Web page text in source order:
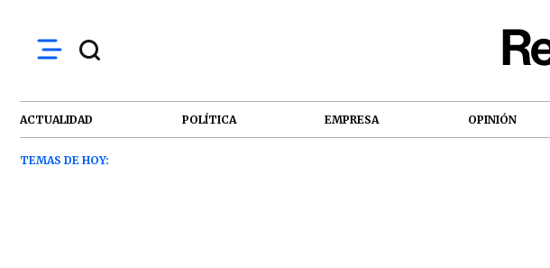
ACTUALIDAD POLÍTICA EMPRESA OPINIÓN
TEMAS DE HOY: